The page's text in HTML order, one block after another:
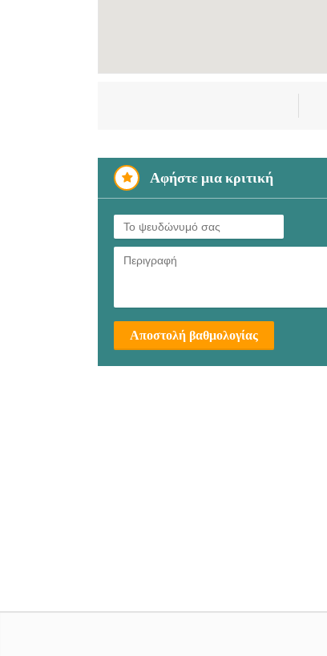
Αφήστε μια κριτική
Αποστολή βαθμολογίας